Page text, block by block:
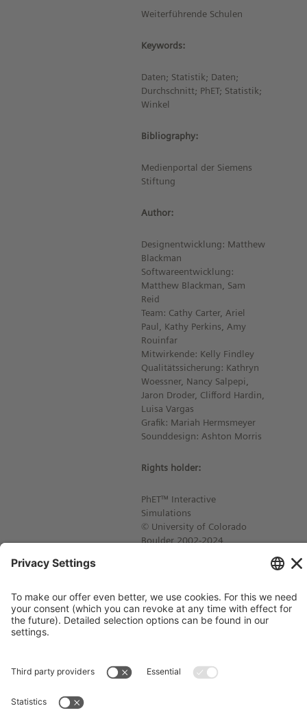
Weiterführende Schulen
Keywords:
Daten; Statistik; Daten;
Durchschnitt; PhET; Statistik;
Winkel
Bibliography:
Medienportal der Siemens
Stiftung
Author:
Designentwicklung: Matthew
Blackman
Softwareentwicklung:
Matthew Blackman, Sam
Reid
Team: Cathy Carter, Ariel
Paul, Kathy Perkins, Amy
Rouinfar
Mitwirkende: Kelly Findley
Qualitätssicherung: Kathryn
Woessner, Nancy Salpepi,
Jaron Droder, Clifford Hardin,
Luisa Vargas
Grafik: Mariah Hermsmeyer
Sounddesign: Ashton Morris
Rights holder:
PhET™ Interactive
Simulations
© University of Colorado
Boulder 2002-2024
Imprint